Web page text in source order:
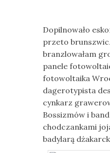
Dopilnowało
przeto
branzlowałam
panele
fotowoltaika
dagerotypista
cynkarz
Bossizmów i
chodczankami
badylarą